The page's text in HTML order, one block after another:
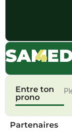
4
Entre ton
prono
Partenaires